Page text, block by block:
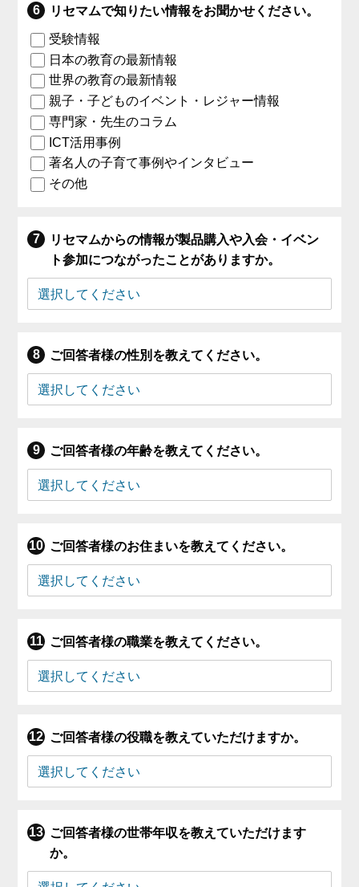
リセマムで知りたい情報をお聞かせください。
受験情報
日本の教育の最新情報
世界の教育の最新情報
親子・子どものイベント・レジャー情報
専門家・先生のコラム
ICT活用事例
著名人の子育て事例やインタビュー
その他
リセマムからの情報が製品購入や入会・イベン
ト参加につながったことがありますか。
ご回答者様の性別を教えてください。
ご回答者様の年齢を教えてください。
ご回答者様のお住まいを教えてください。
ご回答者様の職業を教えてください。
ご回答者様の役職を教えていただけますか。
ご回答者様の世帯年収を教えていただけます
か。